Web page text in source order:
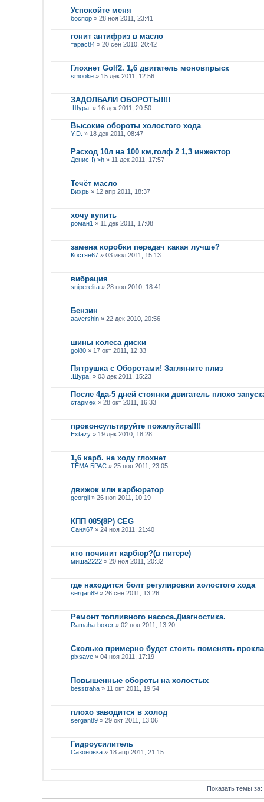
Успокойте меня
боспор » 28 ноя 2011, 23:41
гонит антифриз в масло
тарас84 » 20 сен 2010, 20:42
Глохнет Golf2. 1,6 двигатель моновпрыск
smooke » 15 дек 2011, 12:56
ЗАДОЛБАЛИ ОБОРОТЫ!!!!
.Шура. » 16 дек 2011, 20:50
Высокие обороты холостого хода
Y.D. » 18 дек 2011, 08:47
Расход 10л на 100 км,голф 2 1,3 инжектор
Денис-!) >h » 11 дек 2011, 17:57
Течёт масло
Вихрь » 12 апр 2011, 18:37
хочу купить
роман1 » 11 дек 2011, 17:08
замена коробки передач какая лучше?
Костян67 » 03 июл 2011, 15:13
вибрация
sniperelita » 28 ноя 2010, 18:41
Бензин
aavershin » 22 дек 2010, 20:56
шины колеса диски
gol80 » 17 окт 2011, 12:33
Пятрушка с Оборотами! Загляните плиз
.Шура. » 03 дек 2011, 15:23
После 4да-5 дней стоянки двигатель плохо
стармех » 28 окт 2011, 16:33
проконсультируйте пожалуйста!!!!
Extazy » 19 дек 2010, 18:28
1,6 карб. на ходу глохнет
ТЁМА.БРАС » 25 ноя 2011, 23:05
движок или карбюратор
georgii » 26 ноя 2011, 10:19
КПП 085(8Р) CEG
Саня67 » 24 ноя 2011, 21:40
кто починит карбюр?(в питере)
миша2222 » 20 ноя 2011, 20:32
где находится болт регулировки холостого хода
sergan89 » 26 сен 2011, 13:26
Ремонт топливного насоса.Диагностика.
Ramaha-boxer » 02 ноя 2011, 13:20
Сколько примерно будет стоить поменять
pixsave » 04 ноя 2011, 17:19
Повышенные обороты на холостых
besstraha » 11 окт 2011, 19:54
плохо заводится в холод
sergan89 » 29 окт 2011, 13:06
Гидроусилитель
Сазоновка » 18 апр 2011, 21:15
Показать темы за: